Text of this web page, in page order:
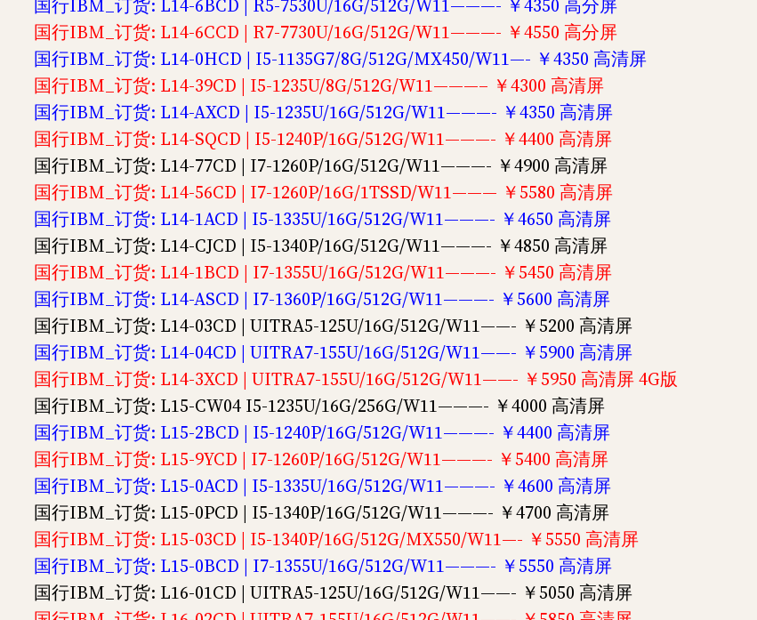
国行IBM_订货: L14-6BCD | R5-7530U/16G/512G/W11———- ￥4350 高分屏
国行IBM_订货: L14-6CCD | R7-7730U/16G/512G/W11———- ￥4550 高分屏
国行IBM_订货: L14-0HCD | I5-1135G7/8G/512G/MX450/W11—- ￥4350 高清屏
国行IBM_订货: L14-39CD | I5-1235U/8G/512G/W11———– ￥4300 高清屏
国行IBM_订货: L14-AXCD | I5-1235U/16G/512G/W11———- ￥4350 高清屏
国行IBM_订货: L14-SQCD | I5-1240P/16G/512G/W11———- ￥4400 高清屏
国行IBM_订货: L14-77CD | I7-1260P/16G/512G/W11———- ￥4900 高清屏
国行IBM_订货: L14-56CD | I7-1260P/16G/1TSSD/W11——— ￥5580 高清屏
国行IBM_订货: L14-1ACD | I5-1335U/16G/512G/W11———- ￥4650 高清屏
国行IBM_订货: L14-CJCD | I5-1340P/16G/512G/W11———- ￥4850 高清屏
国行IBM_订货: L14-1BCD | I7-1355U/16G/512G/W11———- ￥5450 高清屏
国行IBM_订货: L14-ASCD | I7-1360P/16G/512G/W11———- ￥5600 高清屏
国行IBM_订货: L14-03CD | UITRA5-125U/16G/512G/W11——- ￥5200 高清屏
国行IBM_订货: L14-04CD | UITRA7-155U/16G/512G/W11——- ￥5900 高清屏
国行IBM_订货: L14-3XCD | UITRA7-155U/16G/512G/W11——- ￥5950 高清屏 4G版
国行IBM_订货: L15-CW04 I5-1235U/16G/256G/W11———- ￥4000 高清屏
国行IBM_订货: L15-2BCD | I5-1240P/16G/512G/W11———- ￥4400 高清屏
国行IBM_订货: L15-9YCD | I7-1260P/16G/512G/W11———- ￥5400 高清屏
国行IBM_订货: L15-0ACD | I5-1335U/16G/512G/W11———- ￥4600 高清屏
国行IBM_订货: L15-0PCD | I5-1340P/16G/512G/W11———- ￥4700 高清屏
国行IBM_订货: L15-03CD | I5-1340P/16G/512G/MX550/W11—- ￥5550 高清屏
国行IBM_订货: L15-0BCD | I7-1355U/16G/512G/W11———- ￥5550 高清屏
国行IBM_订货: L16-01CD | UITRA5-125U/16G/512G/W11——- ￥5050 高清屏